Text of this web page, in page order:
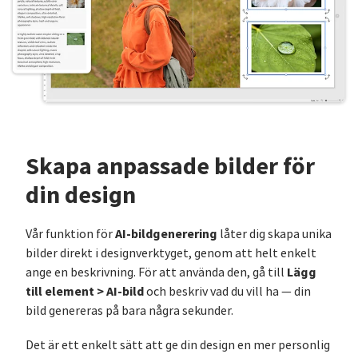
Skapa anpassade bilder för
din design
Vår funktion förAI-bildgenerering låter dig skapa unika
bilder direkt i designverktyget, genom att helt enkelt
ange en beskrivning. För att använda den, gå till Lägg
till element > AI-bildoch beskriv vad du vill ha — din
bild genereras på bara några sekunder.
Det är ett enkelt sätt att ge din design en mer personlig